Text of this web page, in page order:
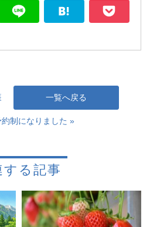
Twitter Line Hatena
一覧へ戻る
制になりました »
する記事